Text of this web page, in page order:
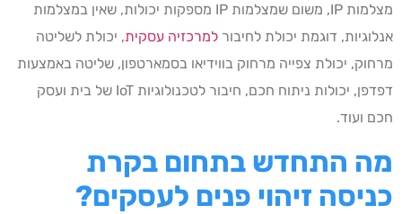
מצלמות IP, משום שמצלמות IP מספקות יכולות, שאין במצלמות
אנלוגיות, דוגמת יכולת לחיבור למרכזיה עסקית, יכולת לשליטה
מרחוק, יכולת צפייה מרחוק בווידיאו בסמארטפון, שליטה באמצעות
דפדפן, יכולות ניתוח חכם, חיבור לטכנולוגיות IoT של בית ועסק
חכם ועוד.
מה התחדש בתחום בקרת
כניסה זיהוי פנים לעסקים?